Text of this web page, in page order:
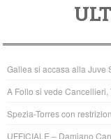
e
b
o
o
k
er
at
s
A
p
p
Gallea si accasa alla Juve
A Follo si vede
Spezia-Torres con
UFFICIALE – Damiano